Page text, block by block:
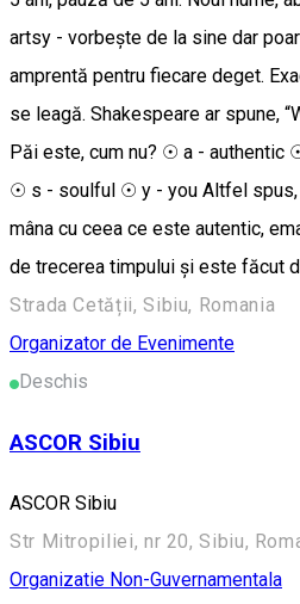
artsy - vorbește de la sine dar
amprentă pentru fiecare deget.
se leagă. Shakespeare ar spune,
Păi este, cum nu? ☉ a -
☉ s - soulful ☉ y - you Altfel spus,
mâna cu ceea ce este autentic,
de trecerea timpului și este făcut
Strada Cetății, Sibiu, Romania
Organizator de Evenimente
Deschis
ASCOR Sibiu
ASCOR Sibiu
Str Mitropiliei, nr 20, Sibiu,
Organizatie Non-Guvernamentala